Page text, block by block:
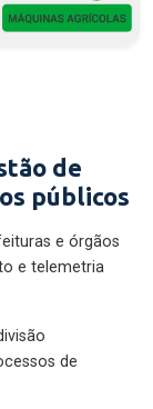
de
públicos
e órgãos
e telemetria
de